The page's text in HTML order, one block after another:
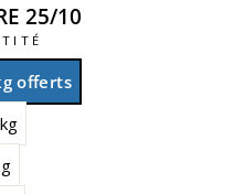
25/10
offerts